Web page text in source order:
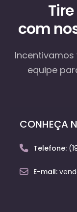
com
Incentivamos
equipe
CONHEÇA
Telefone:
E-mail: